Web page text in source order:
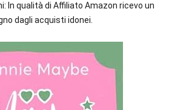
In qualità di Affiliato Amazon ricevo un
dagli acquisti idonei.